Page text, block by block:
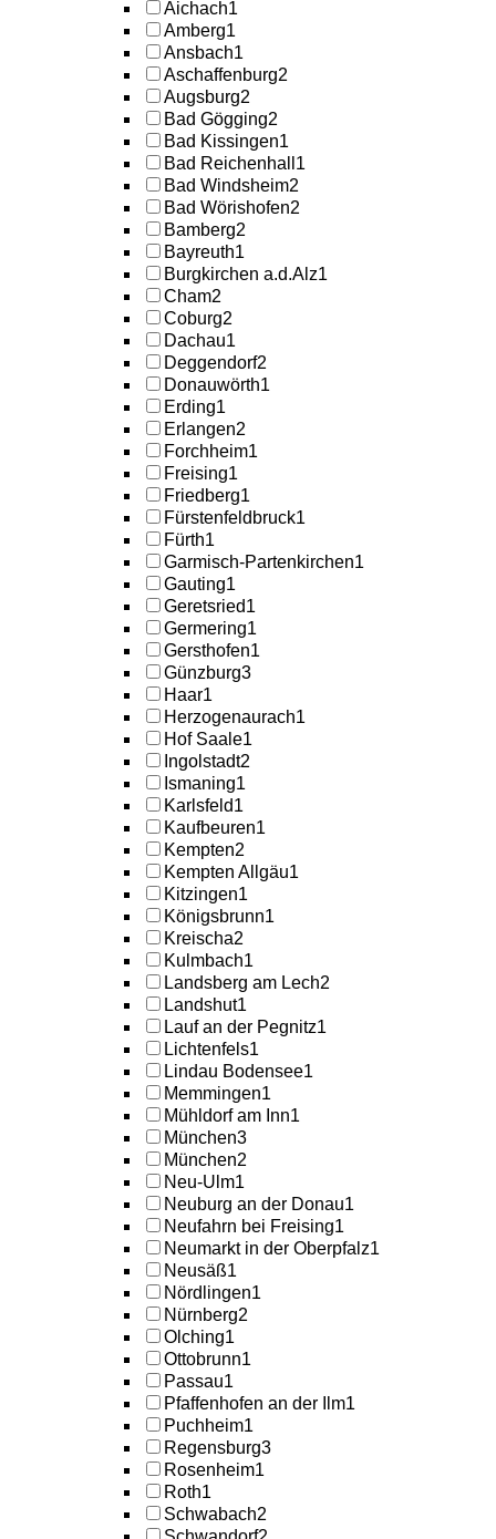
Aichach1
Amberg1
Ansbach1
Aschaffenburg2
Augsburg2
Bad Gögging2
Bad Kissingen1
Bad Reichenhall 1
Bad Windsheim2
Bad Wörishofen2
Bamberg2
Bayreuth1
Burgkirchen a.d.Alz1
Cham2
Coburg2
Dachau1
Deggendorf2
Donauwörth1
Erding1
Erlangen2
Forchheim1
Freising1
Friedberg1
Fürstenfeldbruck1
Fürth1
Garmisch-Partenkirchen1
Gauting1
Geretsried1
Germering1
Gersthofen1
Günzburg3
Haar1
Herzogenaurach1
Hof Saale1
Ingolstadt2
Ismaning1
Karlsfeld1
Kaufbeuren1
Kempten2
Kempten Allgäu1
Kitzingen1
Königsbrunn1
Kreischa2
Kulmbach1
Landsberg am Lech2
Landshut1
Lauf an der Pegnitz1
Lichtenfels1
Lindau Bodensee1
Memmingen1
Mühldorf am Inn1
München3
München2
Neu-Ulm1
Neuburg an der Donau1
Neufahrn bei Freising1
Neumarkt in der Oberpfalz1
Neusäß1
Nördlingen1
Nürnberg2
Olching1
Ottobrunn1
Passau1
Pfaffenhofen an der Ilm1
Puchheim1
Regensburg3
Rosenheim1
Roth1
Schwabach2